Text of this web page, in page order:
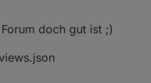
doch gut ist ;)